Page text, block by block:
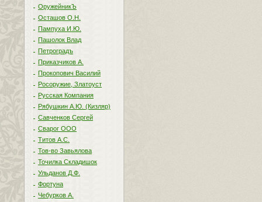
ОружейникЪ
Осташов О.Н.
Пампуха И.Ю.
Пашолок Влад
Петроградъ
Приказчиков А.
Прокопович Василий
Росоружие, Златоуст
Русская Компания
Рябушкин А.Ю. (Кизляр)
Савченков Сергей
Сварог ООО
Титов А.С.
Тов-во Завьялова
Точилка Складишок
Ульданов Д.Ф.
Фортуна
Чебурков А.